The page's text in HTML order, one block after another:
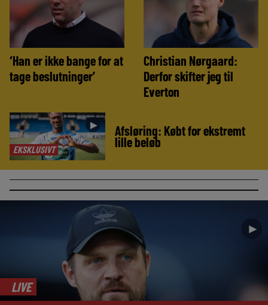
‘Han er ikke bange for at
tage beslutninger’
Christian Nørgaard:
Derfor skifter jeg til
Everton
EKSKLUSIVT
► Afsløring: Købt for ekstremt
lille beløb
►
LIVE